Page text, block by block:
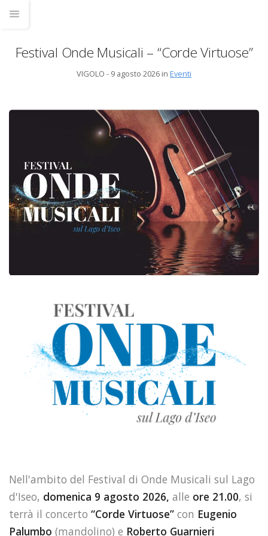
Festival Onde Musicali – “Corde Virtuose”
VIGOLO - 9 agosto 2026 in Eventi
Nell'ambito del Festival di Onde Musicali sul Lago
d'Iseo, domenica 9 agosto 2026, alle ore 21.00, si
terrà il concerto “Corde Virtuose” con Eugenio
Palumbo (mandolino) e Roberto Guarnieri